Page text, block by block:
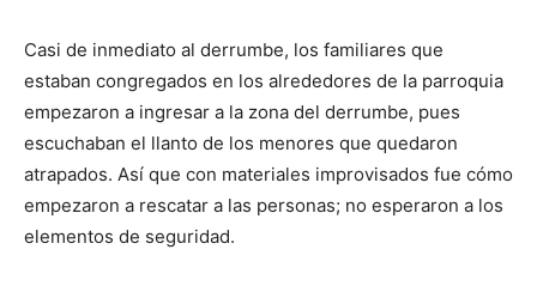
Casi de inmediato al derrumbe, los familiares que
estaban congregados en los alrededores de la parroquia
empezaron a ingresar a la zona del derrumbe, pues
escuchaban el llanto de los menores que quedaron
atrapados. Así que con materiales improvisados fue cómo
empezaron a rescatar a las personas; no esperaron a los
elementos de seguridad.